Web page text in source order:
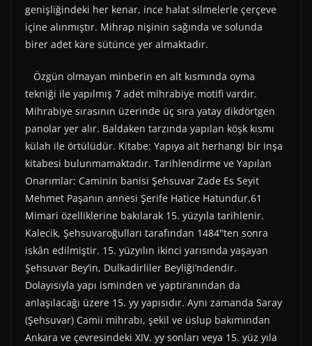
genişliğindeki her kenar, ince halat silmelerle çerçeve
içine alınmıştır. Mihrap nişinin sağında ve solunda
birer adet kare sütünce yer almaktadır.
Özgün olmayan minberin en alt kısmında oyma
tekniği ile yapılmış 7 adet mihrabiye motifi vardır.
Mihrabiye sırasının üzerinde üç sıra yatay dikdörtgen
panolar yer alır. Baldaken tarzında yapılan köşk kısmı
külah ile örtülüdür. Kitabe: Yapıya ait herhangi bir inşa
kitabesi bulunmamaktadır. Tarihlendirme ve Yapılan
Onarımlar: Caminin banisi Şehsuvar Zade Es Seyit
Mehmet Paşanın annesi Şerife Hatice Hatundur.61
Mimari özelliklerine bakılarak 15. yüzyıla tarihlenir.
Kalecik, Şehsuvaroğulları tarafından 1484‟ten sonra
iskân edilmiştir. 15. yüzyılın ikinci yarısında yaşayan
Şehsuvar Bey’in, Dulkadirliler Beyliği’ndendir.
Dolayısıyla yapı isminden ve yaptıranından da
anlaşılacağı üzere 15. yy yapısıdır. Aynı zamanda Saray
(Şehsuvar) Camii mihrabı, şekil ve üslup bakımından
Ankara ve çevresindeki XIV. yy sonları veya 15. yüz yıla